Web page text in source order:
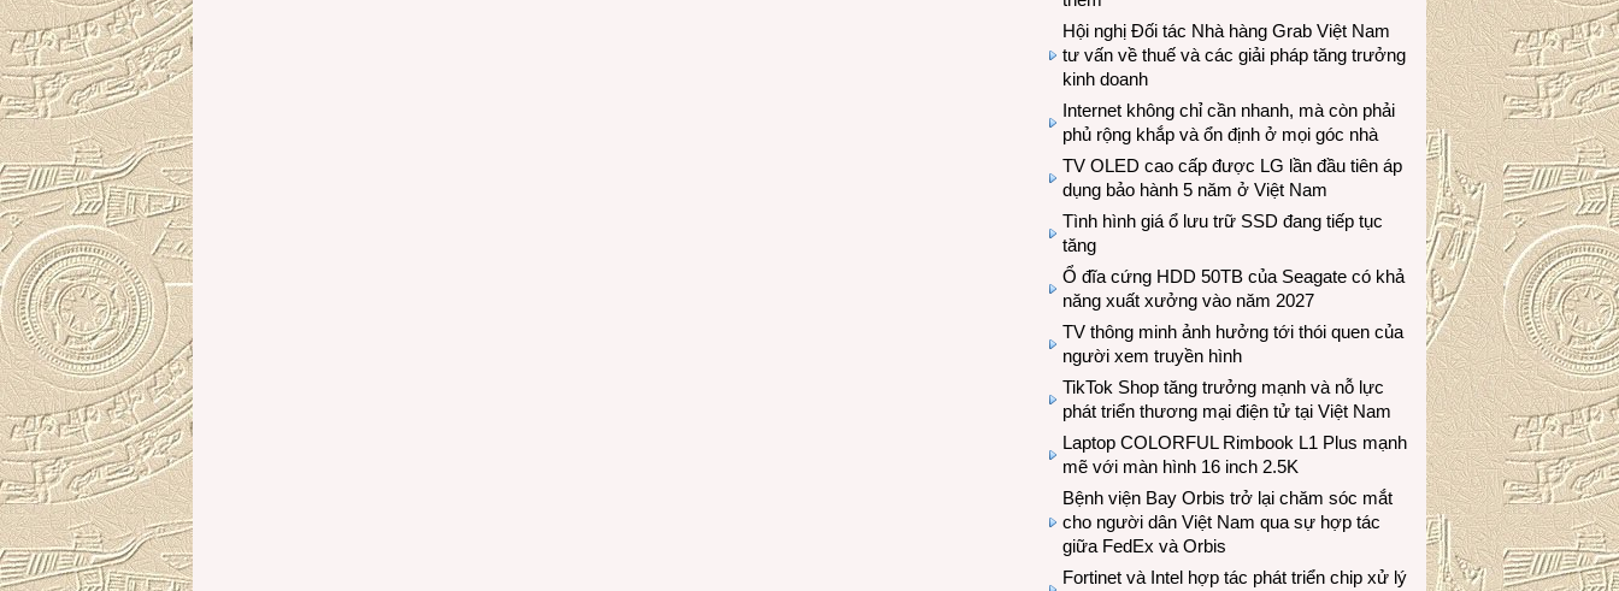
Hội nghị Đối tác Nhà hàng Grab Việt Nam
tư vấn về thuế và các giải pháp tăng trưởng
kinh doanh
Internet không chỉ cần nhanh, mà còn phải
phủ rộng khắp và ổn định ở mọi góc nhà
TV OLED cao cấp được LG lần đầu tiên áp
dụng bảo hành 5 năm ở Việt Nam
Tình hình giá ổ lưu trữ SSD đang tiếp tục
tăng
Ổ đĩa cứng HDD 50TB của Seagate có khả
năng xuất xưởng vào năm 2027
TV thông minh ảnh hưởng tới thói quen của
người xem truyền hình
TikTok Shop tăng trưởng mạnh và nỗ lực
phát triển thương mại điện tử tại Việt Nam
Laptop COLORFUL Rimbook L1 Plus mạnh
mẽ với màn hình 16 inch 2.5K
Bệnh viện Bay Orbis trở lại chăm sóc mắt
cho người dân Việt Nam qua sự hợp tác
giữa FedEx và Orbis
Fortinet và Intel hợp tác phát triển chip xử lý